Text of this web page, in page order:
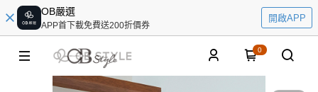
OB嚴選
APP首下載免費送200折價券
開啟APP
0